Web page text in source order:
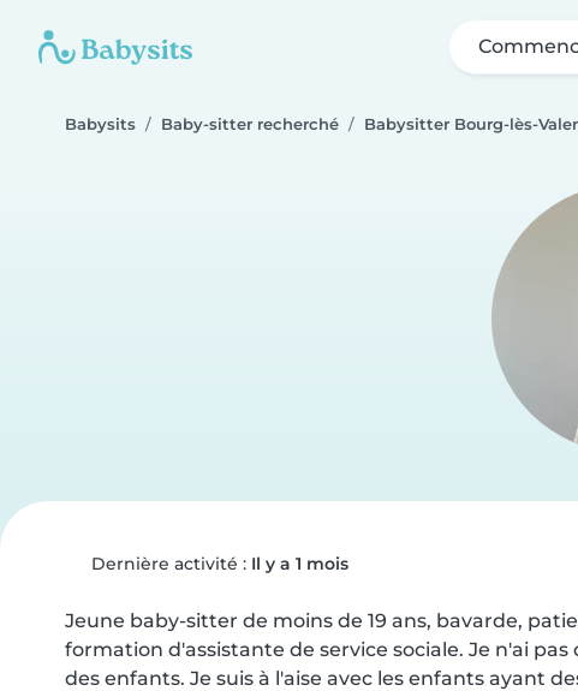
Babysits Baby-sitter recherché Babysitter Bourg-lès-
Dernière activité : Il y a 1 mois
Jeune baby-sitter de moins de 19 ans, bavarde,
formation d'assistante de service sociale. Je n'ai
des enfants. Je suis à l'aise avec les enfants ayant